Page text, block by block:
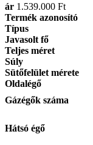
ár 1.539.000 Ft
Termék azonosító
Típus
Javasolt fő
Teljes méret
Súly
Sütőfelület mérete
Oldalégő
Gázégők száma
Hátsó égő